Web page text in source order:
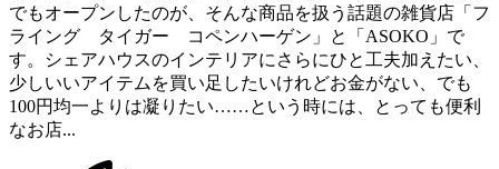
でもオープンしたのが、そんな商品を扱う話題の雑貨店「フ
ライング タイガー コペンハーゲン」と「ASOKO」で
す。シェアハウスのインテリアにさらにひと工夫加えたい、
少しいいアイテムを買い足したいけれどお金がない、でも
100円均一よりは凝りたい……という時には、とっても便利
なお店...